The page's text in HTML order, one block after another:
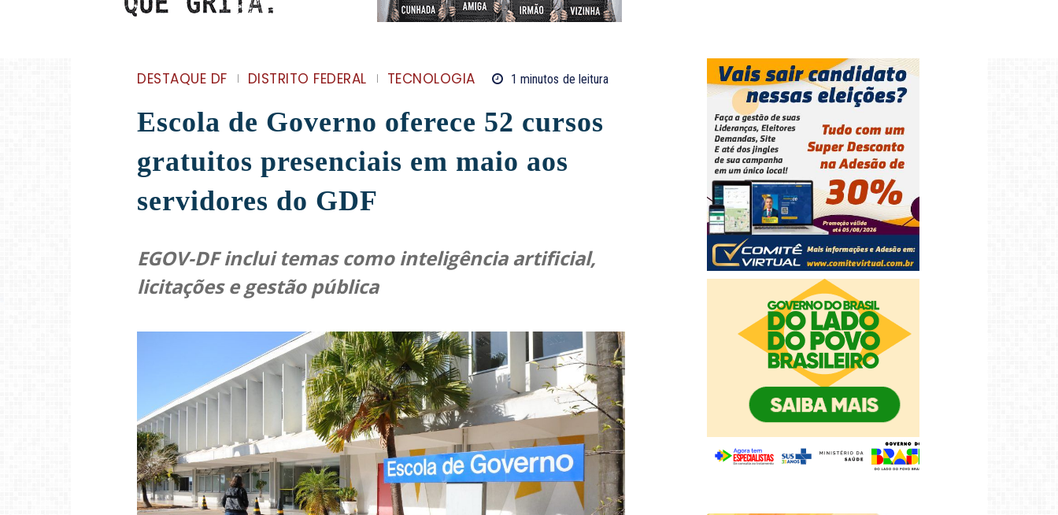
DESTAQUE DF DISTRITO FEDERAL TECNOLOGIA 1 minutos de leitura
Escola de Governo oferece 52 cursos
gratuitos presenciais em maio aos
servidores do GDF
EGOV-DF inclui temas como inteligência artificial,
licitações e gestão pública